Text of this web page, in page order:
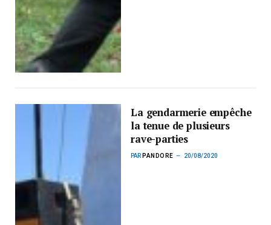
La gendarmerie empêche
la tenue de plusieurs
rave-parties
PAR PANDORE 20/08/2020